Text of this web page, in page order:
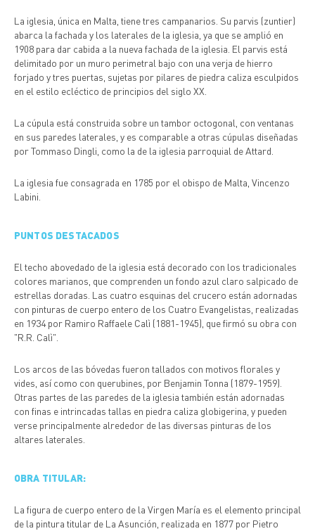
La iglesia, única en Malta, tiene tres campanarios. Su parvis (zuntier)
abarca la fachada y los laterales de la iglesia, ya que se amplió en
1908 para dar cabida a la nueva fachada de la iglesia. El parvis está
delimitado por un muro perimetral bajo con una verja de hierro
forjado y tres puertas, sujetas por pilares de piedra caliza esculpidos
en el estilo ecléctico de principios del siglo XX.
La cúpula está construida sobre un tambor octogonal, con ventanas
en sus paredes laterales, y es comparable a otras cúpulas diseñadas
por Tommaso Dingli, como la de la iglesia parroquial de Attard.
La iglesia fue consagrada en 1785 por el obispo de Malta, Vincenzo
Labini.
PUNTOS DESTACADOS
El techo abovedado de la iglesia está decorado con los tradicionales
colores marianos, que comprenden un fondo azul claro salpicado de
estrellas doradas. Las cuatro esquinas del crucero están adornadas
con pinturas de cuerpo entero de los Cuatro Evangelistas, realizadas
en 1934 por Ramiro Raffaele Calì (1881-1945), que firmó su obra con
"R.R. Calì".
Los arcos de las bóvedas fueron tallados con motivos florales y
vides, así como con querubines, por Benjamin Tonna (1879-1959).
Otras partes de las paredes de la iglesia también están adornadas
con finas e intrincadas tallas en piedra caliza globigerina, y pueden
verse principalmente alrededor de las diversas pinturas de los
altares laterales.
OBRA TITULAR:
La figura de cuerpo entero de la Virgen María es el elemento principal
de la pintura titular de La Asunción, realizada en 1877 por Pietro